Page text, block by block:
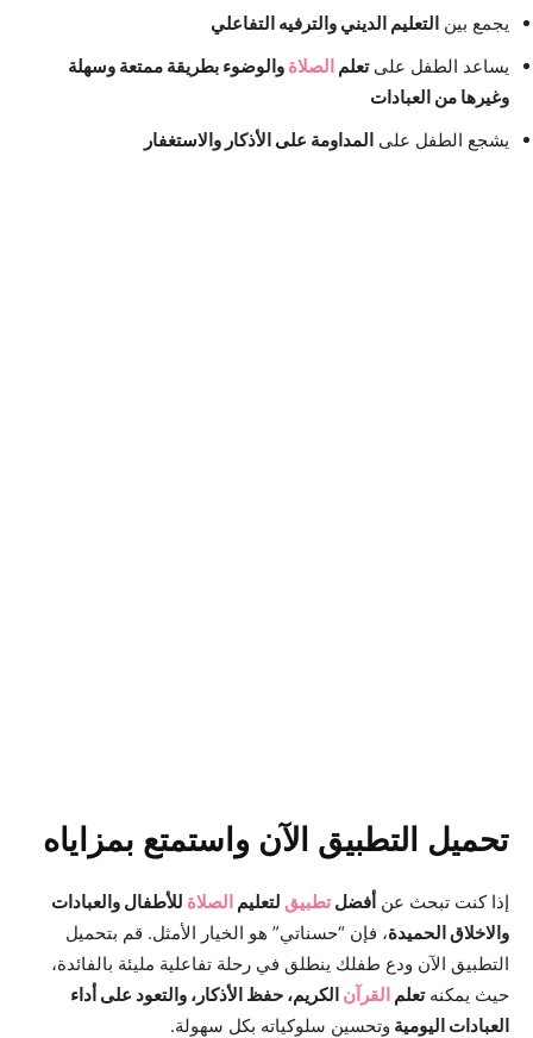
يجمع بين التعليم الديني والترفيه التفاعلي
يساعد الطفل علىتعلم الصلاة والوضوء بطريقة ممتعة وسهلة
وغيرها من العبادات
يشجع الطفل على المداومة على الأذكار والاستغفار
تحميل التطبيق الآن واستمتع بمزاياه
إذا كنت تبحث عن أفضلتطبيق لتعليم الصلاة للأطفال والعبادات
والاخلاق الحميدة، فإن “حسناتي” هو الخيار الأمثل. قم بتحميل
التطبيق الآن ودع طفلك ينطلق في رحلة تفاعلية مليئة بالفائدة،
حيث يمكنهتعلم القرآن الكريم، حفظ الأذكار، والتعود على أداء
العبادات اليومية وتحسين سلوكياته بكل سهولة.